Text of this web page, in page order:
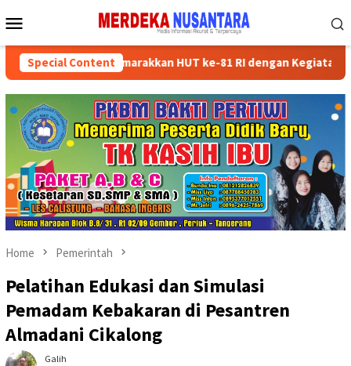
to
Menu
Special Content
Partai Semarakkan HUT ke-81 RI dengan Kegiatan Sosial
Home Pemerintah
Pelatihan Edukasi dan Simulasi
Pemadam Kebakaran di Pesantren
Almadani Cikalong
Galih